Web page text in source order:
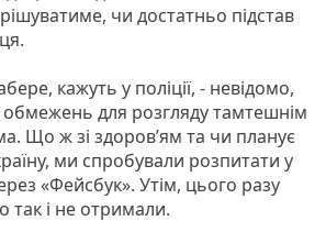
чи достатньо підстав
кажуть у поліції, - невідомо,
обмежень для розгляду тамтешнім
Що ж зі здоров’ям та чи планує
ми спробували розпитати у
«Фейсбук». Утім, цього разу
так і не отримали.